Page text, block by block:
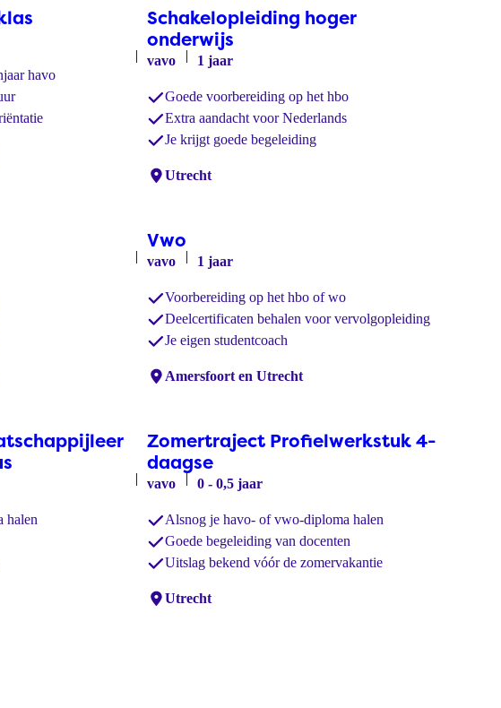
havo
Schakelopleiding hoger
onderwijs
vavo 1 jaar
Goede voorbereiding op het hbo
Extra aandacht voor Nederlands
Je krijgt goede begeleiding
Locaties:
Utrecht
Vwo
vavo 1 jaar
Voorbereiding op het hbo of wo
Deelcertificaten behalen voor vervolgopleiding
Je eigen studentcoach
Locaties:
Amersfoort en Utrecht
halen
Zomertraject Profielwerkstuk 4-
daagse
vavo 0 - 0,5 jaar
Alsnog je havo- of vwo-diploma halen
Goede begeleiding van docenten
Uitslag bekend vóór de zomervakantie
Locaties:
Utrecht